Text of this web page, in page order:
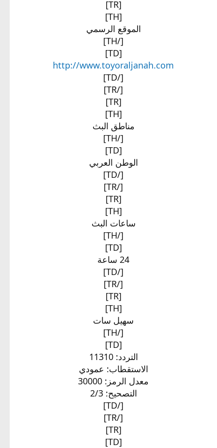
[TR]
[TH]
الموقع الرسمي​
[/TH]
[TD]
http://www.toyoraljanah.com
[/TD]
[/TR]
[TR]
[TH]
مناطق البث​
[/TH]
[TD]
الوطن العربي​
[/TD]
[/TR]
[TR]
[TH]
ساعات البث​
[/TH]
[TD]
24 ساعة​
[/TD]
[/TR]
[TR]
[TH]
سهيل سات​
[/TH]
[TD]
التردد: 11310
الاستقطاب: عمودي
معدل الرمز: 30000
التصحيح: 2/3​
[/TD]
[/TR]
[TR]
[TD]